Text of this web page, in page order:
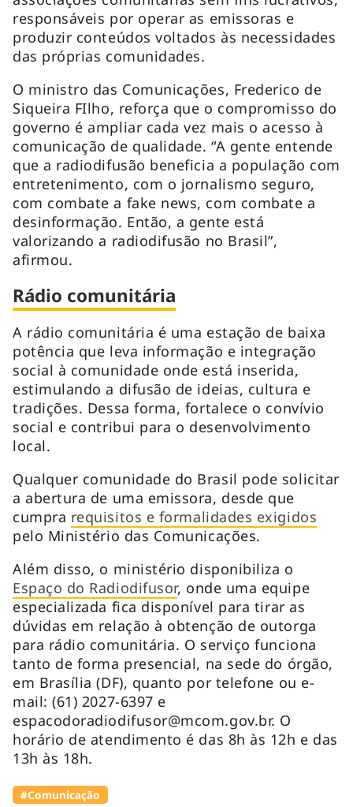
responsáveis por operar as emissoras e
produzir conteúdos voltados às necessidades
das próprias comunidades.
O ministro das Comunicações, Frederico de
Siqueira FIlho, reforça que o compromisso do
governo é ampliar cada vez mais o acesso à
comunicação de qualidade. “A gente entende
que a radiodifusão beneficia a população com
entretenimento, com o jornalismo seguro,
com combate a fake news, com combate a
desinformação. Então, a gente está
valorizando a radiodifusão no Brasil”,
afirmou.
Rádio comunitária
A rádio comunitária é uma estação de baixa
potência que leva informação e integração
social à comunidade onde está inserida,
estimulando a difusão de ideias, cultura e
tradições. Dessa forma, fortalece o convívio
social e contribui para o desenvolvimento
local.
Qualquer comunidade do Brasil pode solicitar
a abertura de uma emissora, desde que
cumpra requisitos e formalidades exigidos
pelo Ministério das Comunicações.
Além disso, o ministério disponibiliza o
Espaço do Radiodifusor, onde uma equipe
especializada fica disponível para tirar as
dúvidas em relação à obtenção de outorga
para rádio comunitária. O serviço funciona
tanto de forma presencial, na sede do órgão,
em Brasília (DF), quanto por telefone ou e-
mail: (61) 2027-6397 e
espacodoradiodifusor@mcom.gov.br. O
horário de atendimento é das 8h às 12h e das
13h às 18h.
#Comunicação